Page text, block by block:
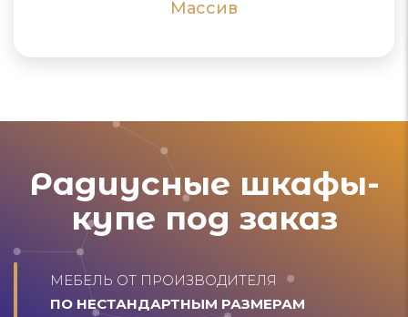
Массив
ПОДРОБНЕЕ
ПОДРОБНЕЕ
Радиусные шкафы-
купе под заказ
МЕБЕЛЬ ОТ ПРОИЗВОДИТЕЛЯ
ПО НЕСТАНДАРТНЫМ РАЗМЕРАМ